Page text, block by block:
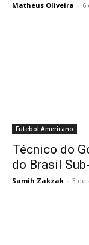
Matheus Oliveira - 6
Futebol Americano
Técnico do
do Brasil
Samih Zakzak - 3 de